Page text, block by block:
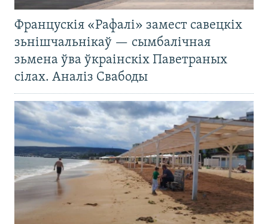
Францускія «Рафалі» замест савецкіх
зьнішчальнікаў — сымбалічная
зьмена ўва ўкраінскіх Паветраных
сілах. Аналіз Свабоды